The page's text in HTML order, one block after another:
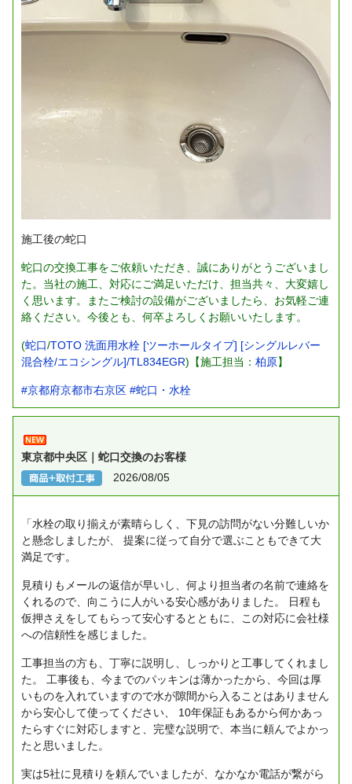
施工後の蛇口
蛇口の交換工事をご依頼いただき、誠にありがとうございまし
た。当社の施工、対応にご満足いただけ、担当共々、大変嬉し
く思います。またご検討の設備がございましたら、お気軽ご連
絡ください。今後とも、何卒よろしくお願いいたします。
(蛇口/TOTO 洗面用水栓 [ツーホールタイプ] [シングルレバー
混合栓/エコシングル]/TL834EGR)【施工担当： 柏原】
#京都府京都市右京区 #蛇口・水栓
東京都中央区｜蛇口交換のお客様
2026/08/05
「水栓の取り揃えが素晴らしく、下見の訪問がない分難しいか
と懸念しましたが、
提案に従って自分で選ぶこともできて大
満足です。
見積りもメールの返信が早いし、何より担当者の名前で連絡を
くれるので、向こうに人がいる安心感がありました。
日程も
仮押さえをしてもらって安心するとともに、この対応に会社様
への信頼性を感じました。
工事担当の方も、丁寧に説明し、しっかりと工事してくれまし
た。
工事後も、今までのパッキンは薄かったから、今回は厚
いものを入れていますので水が隙間から入ることはありません
から安心して使ってください、
10年保証もあるから何かあっ
たらすぐに対応しますと、完璧な説明で、本当に頼んでよかっ
たと思いました。
実は5社に見積りを頼んでいましたが、なかなか電話が繋がら